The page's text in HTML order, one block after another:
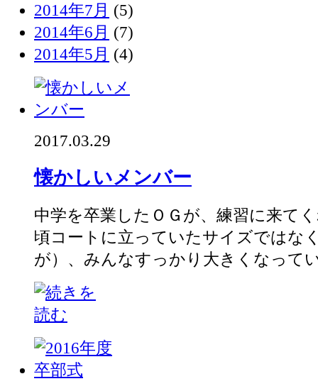
2014年7月 (5)
2014年6月 (7)
2014年5月 (4)
2017.03.29
懐かしいメンバー
中学を卒業したＯＧが、練習に来て
頃コートに立っていたサイズではな
が）、みんなすっかり大きくなって